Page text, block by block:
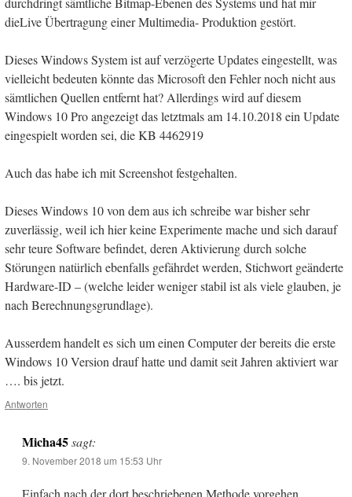
dieLive Übertragung einer Multimedia- Produktion gestört.
Dieses Windows System ist auf verzögerte Updates eingestellt, was
vielleicht bedeuten könnte das Microsoft den Fehler noch nicht aus
sämtlichen Quellen entfernt hat? Allerdings wird auf diesem
Windows 10 Pro angezeigt das letztmals am 14.10.2018 ein Update
eingespielt worden sei, die KB 4462919
Auch das habe ich mit Screenshot festgehalten.
Dieses Windows 10 von dem aus ich schreibe war bisher sehr
zuverlässig, weil ich hier keine Experimente mache und sich darauf
sehr teure Software befindet, deren Aktivierung durch solche
Störungen natürlich ebenfalls gefährdet werden, Stichwort geänderte
Hardware-ID – (welche leider weniger stabil ist als viele glauben, je
nach Berechnungsgrundlage).
Ausserdem handelt es sich um einen Computer der bereits die erste
Windows 10 Version drauf hatte und damit seit Jahren aktiviert war
…. bis jetzt.
Antworten
Micha45 sagt:
9. November 2018 um 15:53 Uhr
Einfach nach der dort beschriebenen Methode vorgehen